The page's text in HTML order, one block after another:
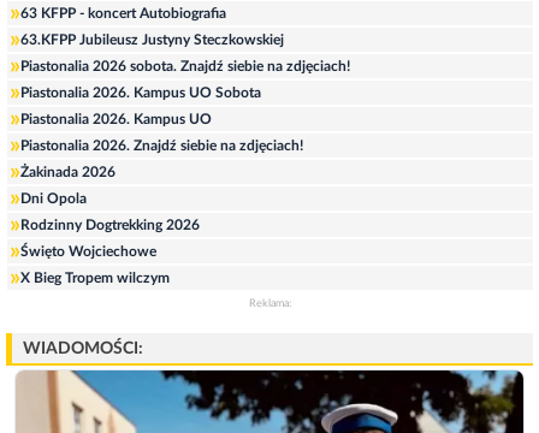
»63 KFPP - koncert Autobiografia
»63.KFPP Jubileusz Justyny Steczkowskiej
»Piastonalia 2026 sobota. Znajdź siebie na zdjęciach!
»Piastonalia 2026. Kampus UO Sobota
»Piastonalia 2026. Kampus UO
»Piastonalia 2026. Znajdź siebie na zdjęciach!
»Żakinada 2026
»Dni Opola
»Rodzinny Dogtrekking 2026
»Święto Wojciechowe
»X Bieg Tropem wilczym
Reklama:
WIADOMOŚCI: